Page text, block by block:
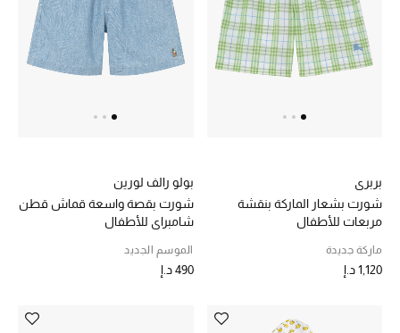
أبرز المصممين
عرض جميع المنتجات
الهدايا
بربري
شورت بشعار الماركة بنقشة
مربعات للأطفال
ماركة جديدة
1,120 د.إ
بولو رالف لورين
شورت بقصة واسعة قماش قطن
شامبراي للأطفال
الموسم الجديد
490 د.إ